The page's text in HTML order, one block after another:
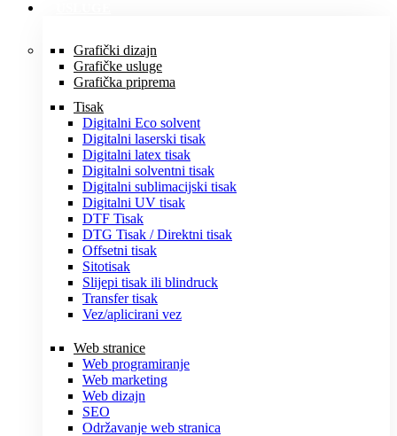
Grafički dizajn
Grafičke usluge
Grafička priprema
Tisak
Digitalni Eco solvent
Digitalni laserski tisak
Digitalni latex tisak
Digitalni solventni tisak
Digitalni sublimacijski tisak
Digitalni UV tisak
DTF Tisak
DTG Tisak / Direktni tisak
Offsetni tisak
Sitotisak
Slijepi tisak ili blindruck
Transfer tisak
Vez/aplicirani vez
Web stranice
Web programiranje
Web marketing
Web dizajn
SEO
Održavanje web stranica